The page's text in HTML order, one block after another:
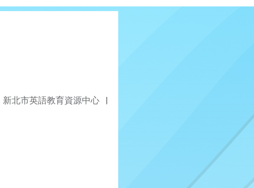
新北市英語教育資源中心 |